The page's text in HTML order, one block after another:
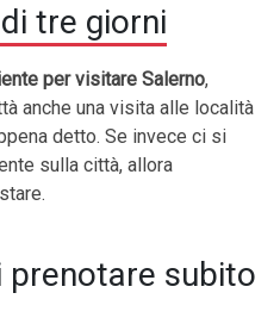
tre giorni
per visitare Salerno,
anche una visita alle località
detto. Se invece ci si
sulla città, allora
subito